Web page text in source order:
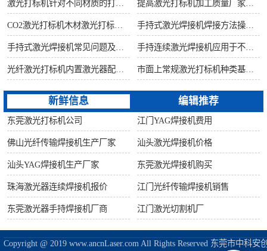
新鲜信息 编辑推荐
东莞激光打标机公司 江门YAG焊接机费用
佛山光纤传输焊接机生产厂家 汕头激光焊接机价格
汕头YAG焊接机生产厂家 东莞激光焊接机购买
珠海激光器连续焊接机报价 江门光纤传输焊接机销售
东莞激光器手持焊接机厂商 江门激光切割机厂
Copyright @ 2019 www.ancnLaser.com All Rights Reserved 东莞市中科